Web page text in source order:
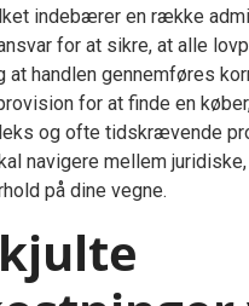
indebærer en række
for at sikre, at alle
at handlen gennemføres
for at finde en
og ofte tidskrævende
navigere mellem
på dine vegne.